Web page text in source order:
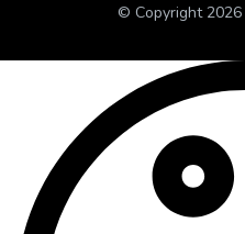
© Copyright